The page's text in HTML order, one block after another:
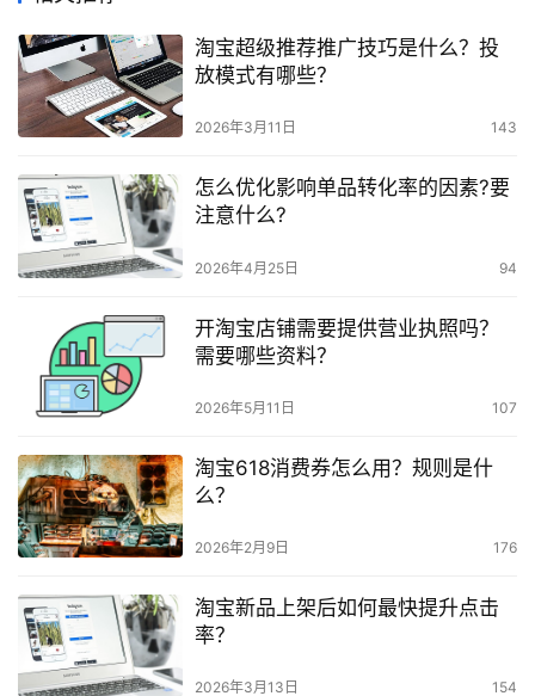
淘宝超级推荐推广技巧是什么？投
放模式有哪些？
2026年3月11日 143
怎么优化影响单品转化率的因素?要
注意什么?
2026年4月25日 94
开淘宝店铺需要提供营业执照吗？
需要哪些资料？
2026年5月11日 107
淘宝618消费券怎么用？规则是什
么？
2026年2月9日 176
淘宝新品上架后如何最快提升点击
率？
2026年3月13日 154